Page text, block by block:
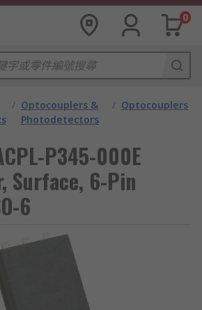
0
/ Optocouplers &
Photodetectors
/ Optocouplers
P345-000E
Surface, 6-Pin
6